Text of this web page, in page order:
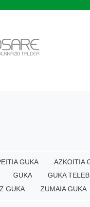
GUKA AZKOITIA
GUKA
GUKA
GUKA
ZUMAIA GUKA